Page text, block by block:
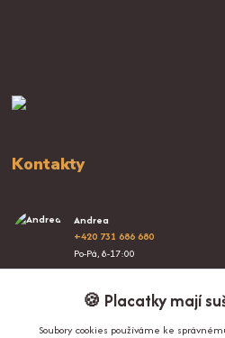
Kontakty
Andrea
+420 731 686 680
Po-Pá, 8-17:00
🍪 Placatky mají
Soubory cookies používáme ke